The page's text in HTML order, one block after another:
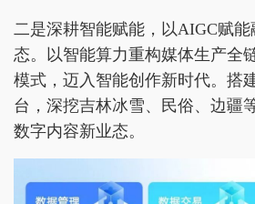
二是深耕智能赋能，以AIGC赋能
态。以智能算力重构媒体生产全
模式，迈入智能创作新时代。搭
台，深挖吉林冰雪、民俗、边疆
数字内容新业态。